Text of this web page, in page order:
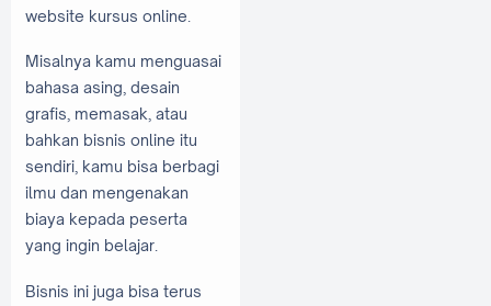
website kursus online.
Misalnya kamu menguasai
bahasa asing, desain
grafis, memasak, atau
bahkan bisnis online itu
sendiri, kamu bisa berbagi
ilmu dan mengenakan
biaya kepada peserta
yang ingin belajar.
Bisnis ini juga bisa terus